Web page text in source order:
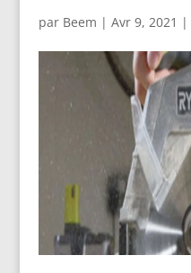
par Beem | Avr 9, 2021 |